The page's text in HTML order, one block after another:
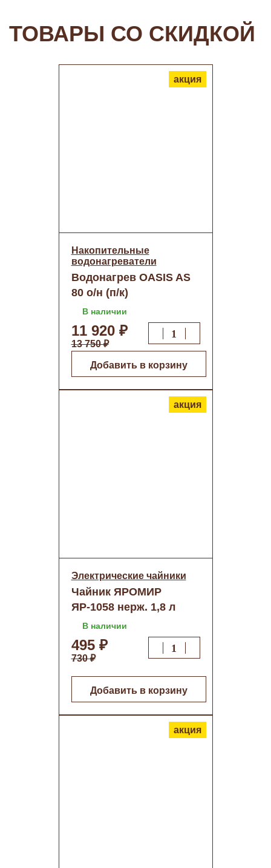
ТОВАРЫ СО СКИДКОЙ
акция
Накопительные
водонагреватели
Водонагрев OASIS AS
80 о/н (п/к)
В наличии
11 920 ₽
13 750 ₽
Добавить в корзину
акция
Электрические чайники
Чайник ЯРОМИР
ЯР-1058 нерж. 1,8 л
В наличии
495 ₽
730 ₽
Добавить в корзину
акция